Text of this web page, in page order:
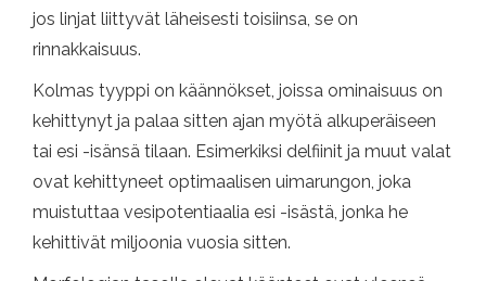
jos linjat liittyvät läheisesti toisiinsa, se on
rinnakkaisuus.
Kolmas tyyppi on käännökset, joissa ominaisuus on
kehittynyt ja palaa sitten ajan myötä alkuperäiseen
tai esi -isänsä tilaan. Esimerkiksi delfiinit ja muut valat
ovat kehittyneet optimaalisen uimarungon, joka
muistuttaa vesipotentiaalia esi -isästä, jonka he
kehittivät miljoonia vuosia sitten.